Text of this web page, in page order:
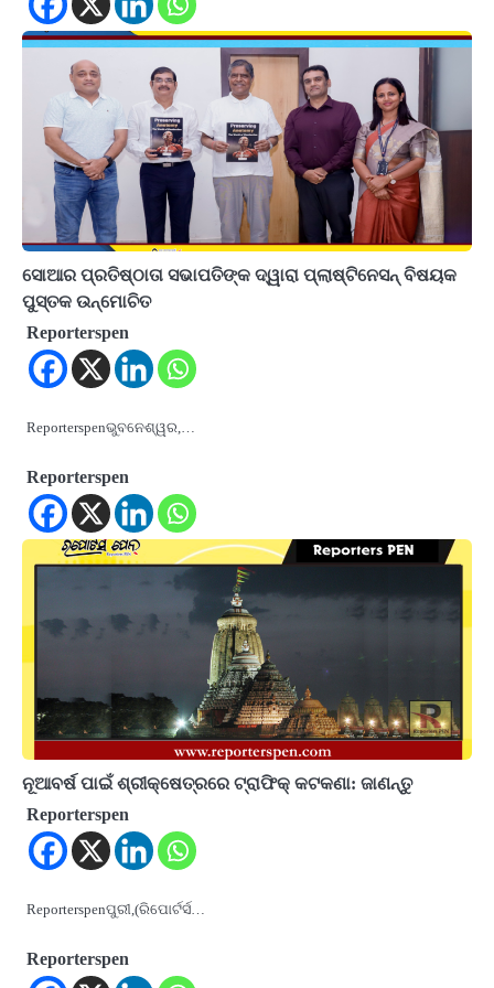
ସୋଆର ପ୍ରତିଷ୍ଠାତା ସଭାପତିଙ୍କ ଦ୍ୱାରା ପ୍ଲାଷ୍ଟିନେସନ୍ ବିଷୟକ
ପୁସ୍ତକ ଉନ୍ମୋଚିତ
Reporterspen
Reporterspenଭୁବନେଶ୍ୱର,…
Reporterspen
ନୂଆବର୍ଷ ପାଇଁ ଶ୍ରୀକ୍ଷେତ୍ରରେ ଟ୍ରାଫିକ୍‌ କଟକଣା: ଜାଣନ୍ତୁ
Reporterspen
Reporterspenପୁରୀ,(ରିପୋର୍ଟର୍ସ…
Reporterspen